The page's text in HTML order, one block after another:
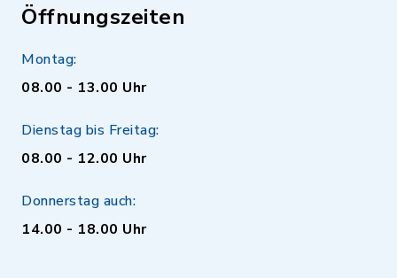
Öffnungszeiten
Montag:
08.00 - 13.00 Uhr
Dienstag bis Freitag:
08.00 - 12.00 Uhr
Donnerstag auch:
14.00 - 18.00 Uhr